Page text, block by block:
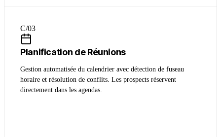
C/03
Planification de Réunions
Gestion automatisée du calendrier avec détection de fuseau
horaire et résolution de conflits. Les prospects réservent
directement dans les agendas.